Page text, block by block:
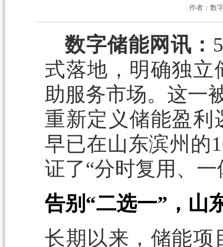
作者：数
数字储能网讯：
式落地，明确独立
助服务市场。这一
重新定义储能盈利
早已在山东滨州的
证了“分时复用、
告别“二选一”，山
长期以来，储能项